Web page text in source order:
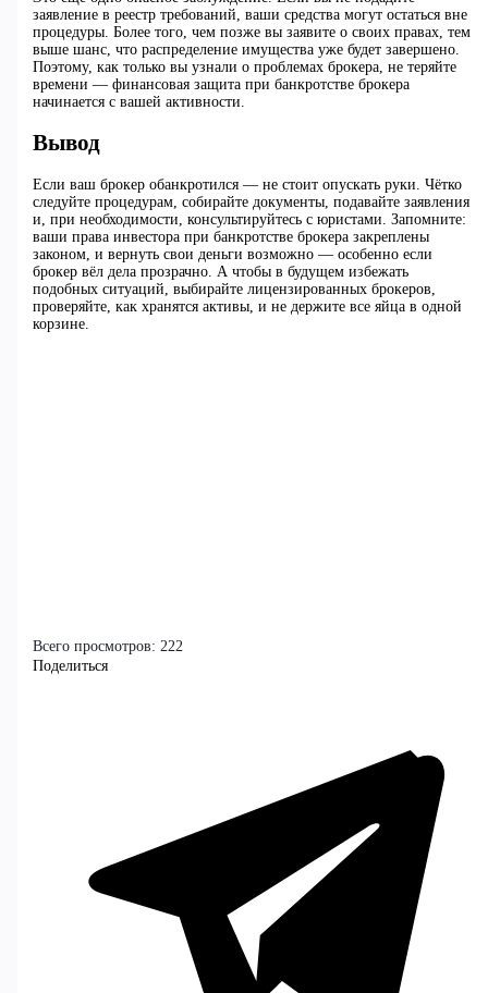
заявление в реестр требований, ваши средства могут остаться вне
процедуры. Более того, чем позже вы заявите о своих правах, тем
выше шанс, что распределение имущества уже будет завершено.
Поэтому, как только вы узнали о проблемах брокера, не теряйте
времени — финансовая защита при банкротстве брокера
начинается с вашей активности.
Вывод
Если ваш брокер обанкротился — не стоит опускать руки. Чётко
следуйте процедурам, собирайте документы, подавайте заявления
и, при необходимости, консультируйтесь с юристами. Запомните:
ваши права инвестора при банкротстве брокера закреплены
законом, и вернуть свои деньги возможно — особенно если
брокер вёл дела прозрачно. А чтобы в будущем избежать
подобных ситуаций, выбирайте лицензированных брокеров,
проверяйте, как хранятся активы, и не держите все яйца в одной
корзине.
Всего просмотров: 222
Поделиться